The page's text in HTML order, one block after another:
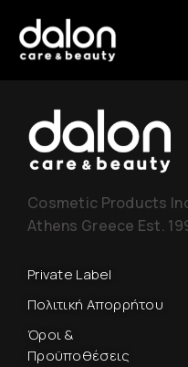
Cosmetic Products
Athens Greece Est.
Private Label
Πολιτική Απορρήτου
Όροι &
Προϋποθέσεις